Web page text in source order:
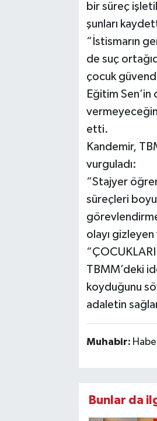
bir süreç
şunları
“İstismarın
de suç
çocuk
Eğitim
etti.
Kandemir,
vurguladı:
“Stajyer
süreçleri
olayı
TBMM’deki
koyduğunu
adaletin
Muhabir:
Bunlar da